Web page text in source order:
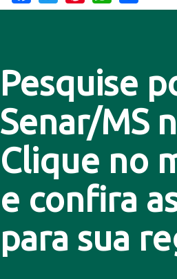
Pesquise
Senar/MS
Clique no
e confira
para sua